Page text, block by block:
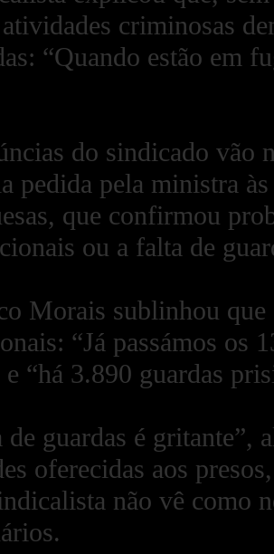
atividades criminosas
“Quando estão em
do sindicado vão
pedida pela ministra
que confirmou
ou a falta de
Morais sublinhou que
“Já passámos os
e “há 3.890 guardas
de guardas é gritante”,
oferecidas aos
não vê como